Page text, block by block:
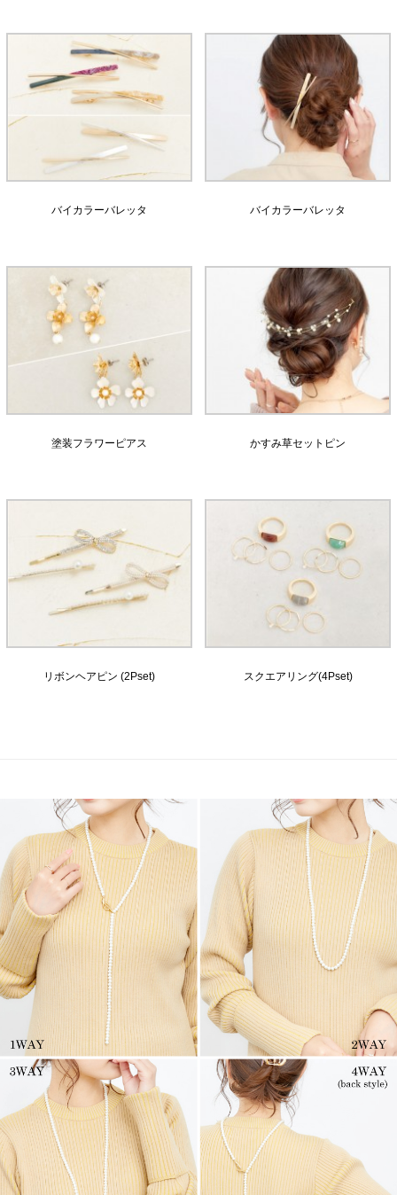
バイカラーバレッタ バイカラーバレッタ
塗装フラワーピアス かすみ草セットピン
リボンヘアピン (2Pset) スクエアリング(4Pset)